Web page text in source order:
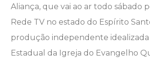
Aliança, que vai ao ar todo sábado
Rede TV no estado do Espírito
produção independente idealizada
Estadual da Igreja do Evangelho